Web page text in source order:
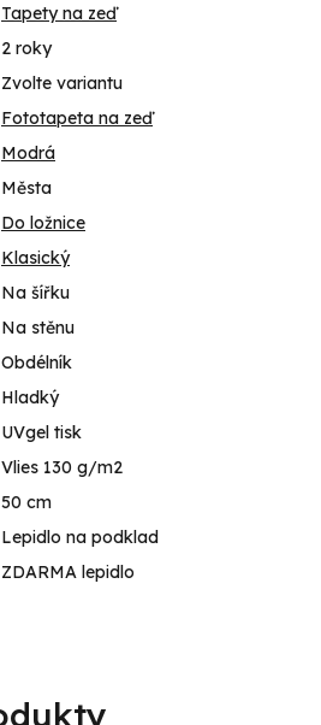
Tapety na zeď
2 roky
Zvolte variantu
Fototapeta na zeď
Modrá
Města
Do ložnice
Klasický
Na šířku
Na stěnu
Obdélník
Hladký
UVgel tisk
Vlies 130 g/m2
50 cm
Lepidlo na podklad
ZDARMA lepidlo